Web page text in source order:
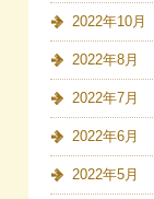
2022年10月
2022年8月
2022年7月
2022年6月
2022年5月